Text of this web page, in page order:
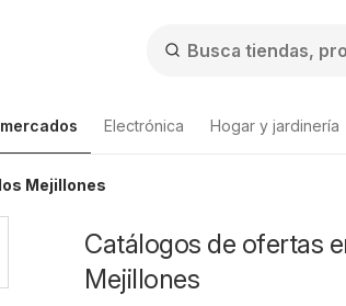
Electrónica Hogar y jardinería
Mejillones
Catálogos de ofertas
Mejillones